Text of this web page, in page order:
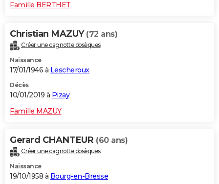
Famille BERTHET
Christian MAZUY (72 ans)
Créer une cagnotte obsèques
Naissance
17/01/1946 à Lescheroux
Décès
10/01/2019 à Pizay
Famille MAZUY
Gerard CHANTEUR (60 ans)
Créer une cagnotte obsèques
Naissance
19/10/1958 à Bourg-en-Bresse